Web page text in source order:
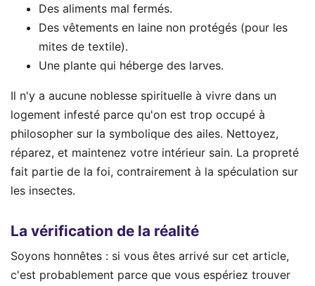
Des aliments mal fermés.
Des vêtements en laine non protégés (pour les
mites de textile).
Une plante qui héberge des larves.
Il n'y a aucune noblesse spirituelle à vivre dans un
logement infesté parce qu'on est trop occupé à
philosopher sur la symbolique des ailes. Nettoyez,
réparez, et maintenez votre intérieur sain. La propreté
fait partie de la foi, contrairement à la spéculation sur
les insectes.
La vérification de la réalité
Soyons honnêtes : si vous êtes arrivé sur cet article,
c'est probablement parce que vous espériez trouver